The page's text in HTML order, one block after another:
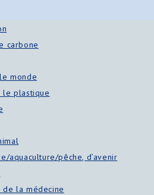
carbone
monde
le plastique
aquaculture/pêche, d’avenir
de la médecine